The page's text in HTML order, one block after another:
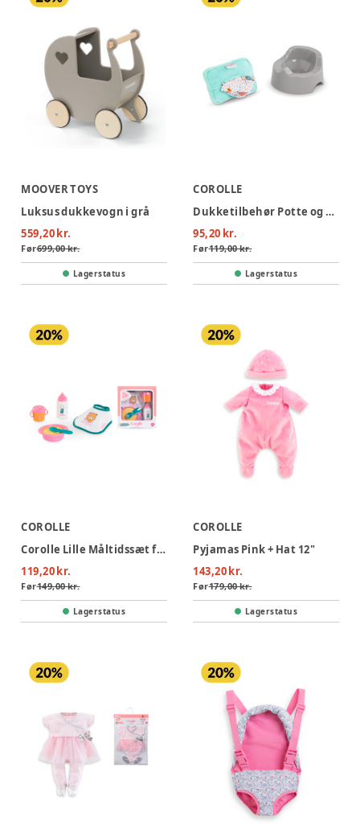
MOOVER TOYS
Luksus dukkevogn i grå
559,20 kr.
Før699,00 kr.
Lagerstatus
COROLLE
Dukketilbehør Potte og Vaskeklud
95,20 kr.
Før119,00 kr.
Lagerstatus
COROLLE
Corolle Lille Måltidssæt for 36cm dukke
119,20 kr.
Før149,00 kr.
Lagerstatus
COROLLE
Pyjamas Pink + Hat 12"
143,20 kr.
Før179,00 kr.
Lagerstatus